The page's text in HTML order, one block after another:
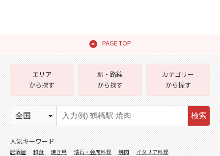
PAGE TOP
エリア
から探す
駅・路線
から探す
カテゴリー
から探す
検索
人気キーワード
居酒屋 和食 焼き鳥 懐石・会席料理 焼肉
イタリア料理